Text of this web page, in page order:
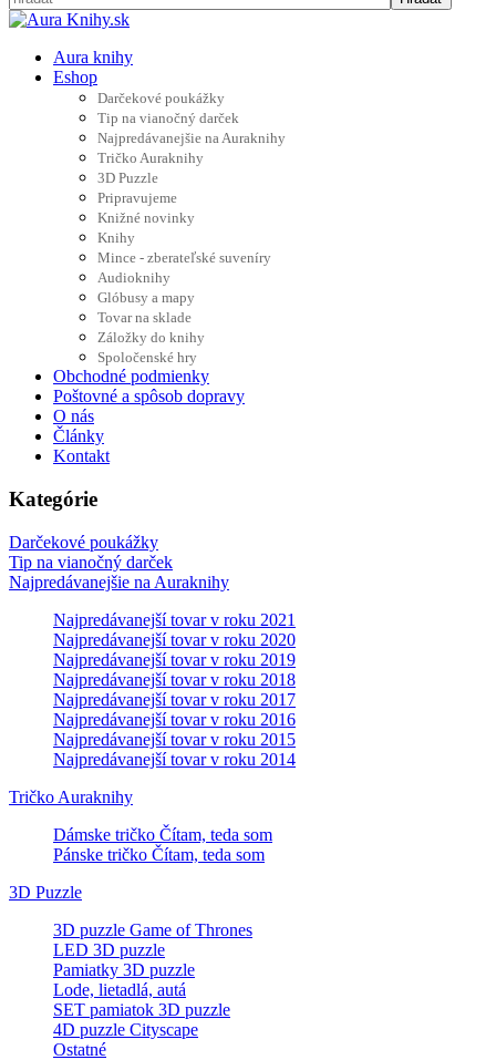
Aura knihy
Eshop
Darčekové poukážky
Tip na vianočný darček
Najpredávanejšie na Auraknihy
Tričko Auraknihy
3D Puzzle
Pripravujeme
Knižné novinky
Knihy
Mince - zberateľské suveníry
Audioknihy
Glóbusy a mapy
Tovar na sklade
Záložky do knihy
Spoločenské hry
Obchodné podmienky
Poštovné a spôsob dopravy
O nás
Články
Kontakt
Kategórie
Darčekové poukážky
Tip na vianočný darček
Najpredávanejšie na Auraknihy
Najpredávanejší tovar v roku 2021
Najpredávanejší tovar v roku 2020
Najpredávanejší tovar v roku 2019
Najpredávanejší tovar v roku 2018
Najpredávanejší tovar v roku 2017
Najpredávanejší tovar v roku 2016
Najpredávanejší tovar v roku 2015
Najpredávanejší tovar v roku 2014
Tričko Auraknihy
Dámske tričko Čítam, teda som
Pánske tričko Čítam, teda som
3D Puzzle
3D puzzle Game of Thrones
LED 3D puzzle
Pamiatky 3D puzzle
Lode, lietadlá, autá
SET pamiatok 3D puzzle
4D puzzle Cityscape
Ostatné